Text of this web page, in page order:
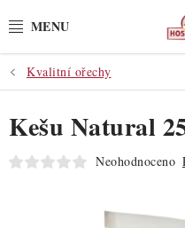
na
POTŘEBY
POMŮCKY
SUROVINY
Kvalitní ořechy
Kešu Natural
Neohodnoceno